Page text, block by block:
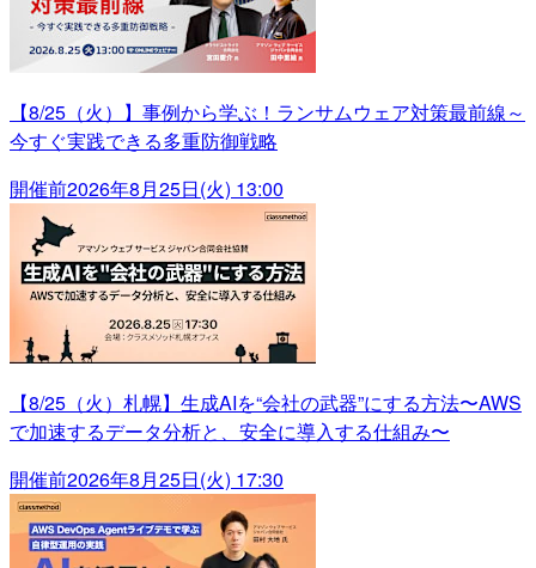
【8/25（火）】事例から学ぶ！ランサムウェア対策最前線～
今すぐ実践できる多重防御戦略
開催前2026年8月25日(火) 13:00
【8/25（火）札幌】生成AIを“会社の武器”にする方法〜AWS
で加速するデータ分析と、安全に導入する仕組み〜
開催前2026年8月25日(火) 17:30